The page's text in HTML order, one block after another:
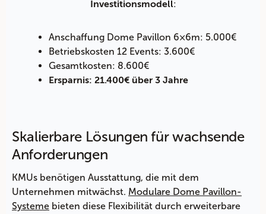
Investitionsmodell:
Anschaffung Dome Pavillon 6×6m: 5.000€
Betriebskosten 12 Events: 3.600€
Gesamtkosten: 8.600€
Ersparnis: 21.400€ über 3 Jahre
Skalierbare Lösungen für wachsende
Anforderungen
KMUs benötigen Ausstattung, die mit dem
Unternehmen mitwächst. Modulare Dome Pavillon-
Systeme bieten diese Flexibilität durch erweiterbare